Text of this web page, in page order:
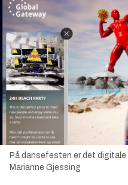
På dansefesten er det digitale
Marianne Gjessing